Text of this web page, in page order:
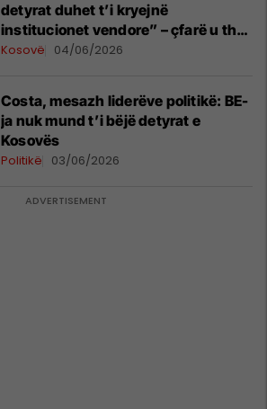
detyrat duhet t’i kryejnë
institucionet vendore” – çfarë u tha
gjatë vizitës së Antonio Costas në
Kosovë 04/06/2026
Costa, mesazh liderëve politikë: BE-
ja nuk mund t’i bëjë detyrat e
Kosovës
Politikë 03/06/2026